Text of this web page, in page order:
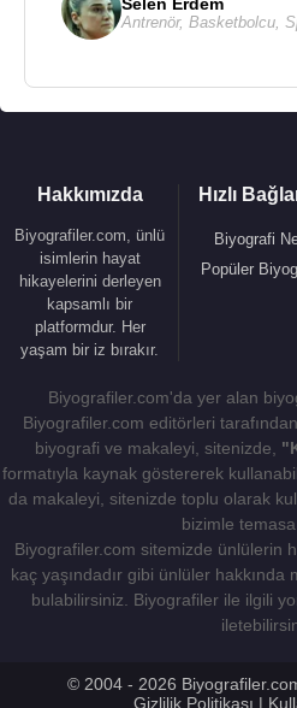
Antrenör, Basketbolcu
Hakkımızda
Biyografiler.com, ünlü
isimlerin hayat
hikayelerini derleyen
kapsamlı bir
platformdur. Her
yaşam bir iz bırakır.
Hızlı
Biyografi
Popüler
Biyografiler.com'da yer alan
Biyografiler.com editörleri
biyografi ve makaleyi, sitenizde,
formatıyla kaynak göstererek
da makaleyi, sitenizde toplu olarak
bizimle temasa
Biyografiler.com sitemizde ünlülerin
kaç yaşındadır gibi ünlüler
bulabilirsiniz. Biyografiler ile ilgili
© 2004 - 2026
Gizlilik Politikası |